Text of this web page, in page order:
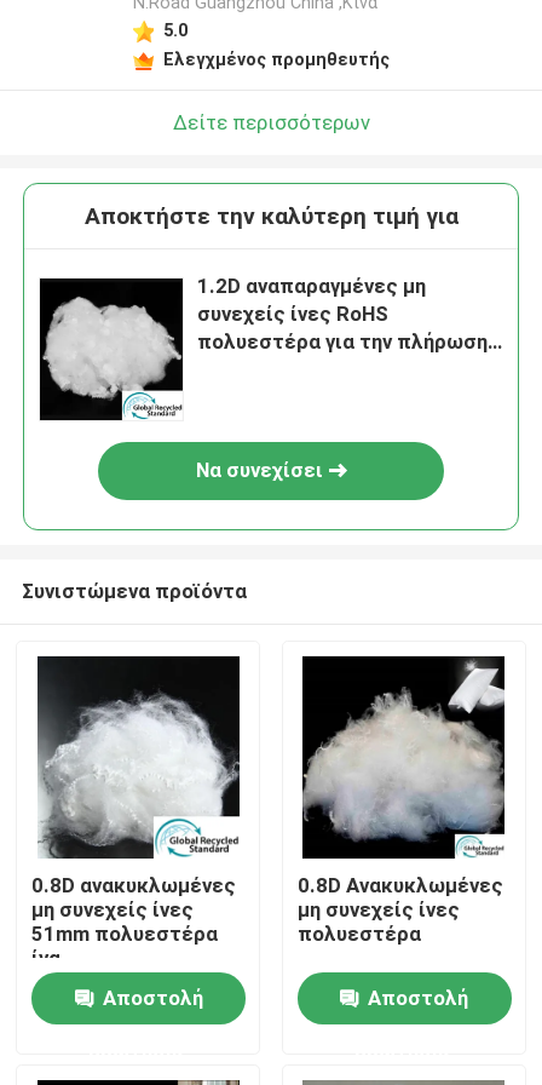
Αρχική Σελίδα
Προϊόντα
Σχετικά με εμάς
5.0
Ελεγχμένος προμηθευτής
Δείτε περισσότερων
Αποκτήστε την καλύτερη τιμή για
1.2D αναπαραγμένες μη
συνεχείς ίνες RoHS
πολυεστέρα για την πλήρωση
Να συνεχίσει
Συνιστώμενα προϊόντα
0.8D ανακυκλωμένες
μη συνεχείς ίνες
51mm πολυεστέρα
ίνα
μικροϋπολογιστών
πυριτίουΑποστολή
0.8D Ανακυκλωμένες
μη συνεχείς ίνες
πολυεστέρα
Αποστολή